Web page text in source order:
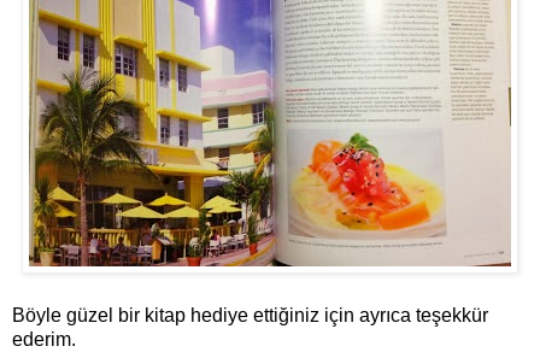
Böyle güzel bir kitap hediye ettiğiniz için ayrıca teşekkür
ederim.